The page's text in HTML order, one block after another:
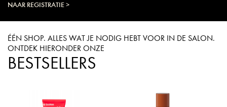
NAAR REGISTRATIE >
ÉÉN SHOP. ALLES WAT JE NODIG HEBT VOOR IN DE SALON.
ONTDEK HIERONDER ONZE
BESTSELLERS